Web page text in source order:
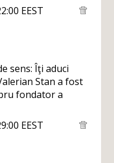
EEST
sens: Îţi aduci
Stan a fost
fondator a
EEST